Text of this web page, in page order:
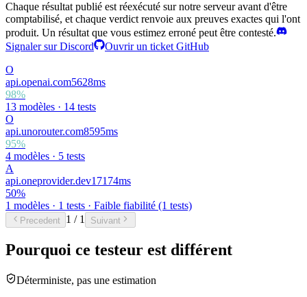
Chaque résultat publié est réexécuté sur notre serveur avant d'être
comptabilisé, et chaque verdict renvoie aux preuves exactes qui l'ont
produit. Un résultat que vous estimez erroné peut être contesté.
Signaler sur Discord
Ouvrir un ticket GitHub
O
api.openai.com5628ms
98%
13 modèles · 14 tests
O
api.unorouter.com8595ms
95%
4 modèles · 5 tests
A
api.oneprovider.dev17174ms
50%
1 modèles · 1 tests · Faible fiabilité (1 tests)
Precedent 1 / 1 Suivant
Pourquoi ce testeur est différent
Déterministe, pas une estimation